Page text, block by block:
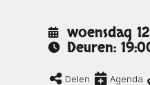
woensdag
Deuren:
Delen Agenda